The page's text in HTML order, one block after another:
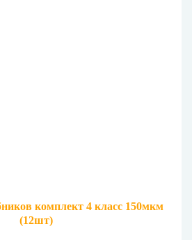
комплект 4 класс 150мкм
(12шт)